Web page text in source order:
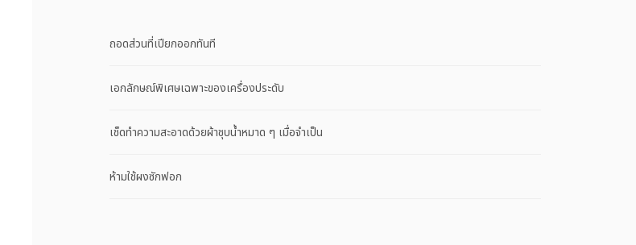
ถอดส่วนที่เปียกออกทันที
เอกลักษณ์พิเศษเฉพาะของเครื่องประดับ
เช็ดทำความสะอาดด้วยผ้าชุบน้ำหมาด ๆ เมื่อจำเป็น
ห้ามใช้ผงซักฟอก